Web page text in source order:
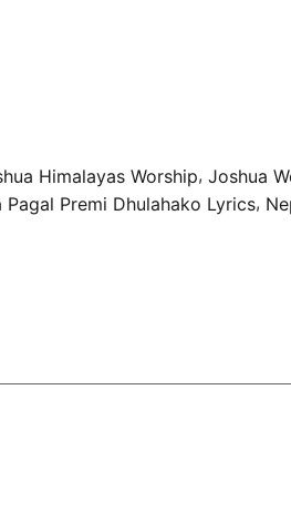
Himalayas Worship, Joshua
Premi Dhulahako Lyrics,